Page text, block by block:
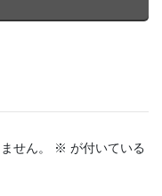
せん。 ※ が付いている